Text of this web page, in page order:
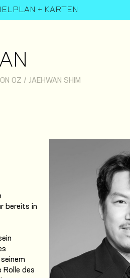
+ KARTEN
OZ / JAEHWAN SHIM
bereits in
Rolle des